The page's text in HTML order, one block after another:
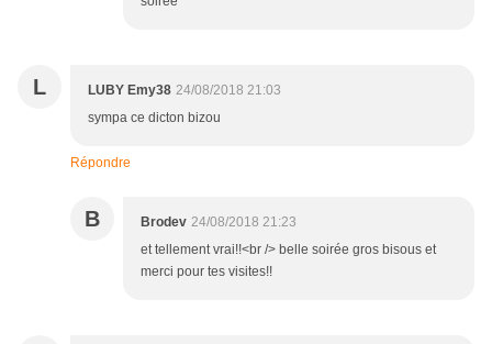
L LUBY Emy38 24/08/2018 21:03
sympa ce dicton bizou
Répondre
B Brodev 24/08/2018 21:23
et tellement vrai!!<br /> belle soirée gros bisous et
merci pour tes visites!!